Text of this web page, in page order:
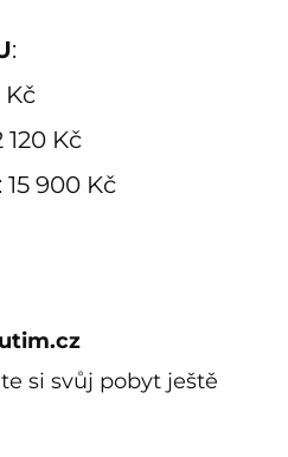
:
Kč
120 Kč
900 Kč
si svůj pobyt ještě